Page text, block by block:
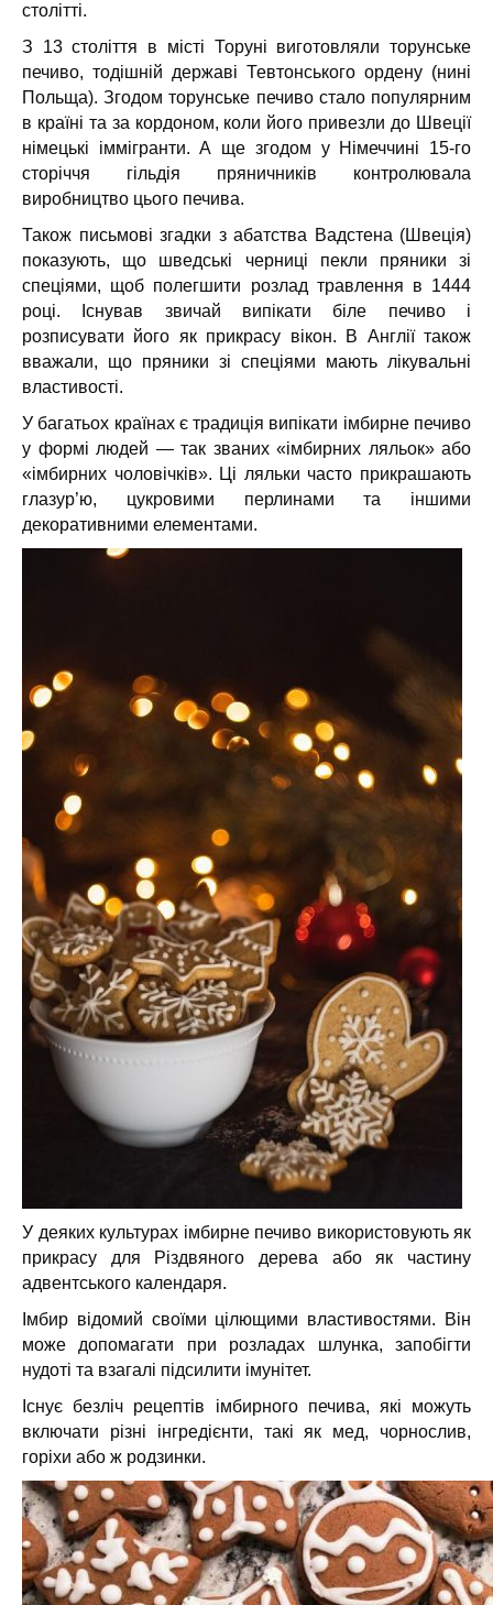
столітті.
З 13 століття в місті Торуні виготовляли торунське
печиво, тодішній державі Тевтонського ордену (нині
Польща). Згодом торунське печиво стало популярним
в країні та за кордоном, коли його привезли до Швеції
німецькі іммігранти. А ще згодом у Німеччині 15-го
сторіччя гільдія пряничників контролювала
виробництво цього печива.
Також письмові згадки з абатства Вадстена (Швеція)
показують, що шведські черниці пекли пряники зі
спеціями, щоб полегшити розлад травлення в 1444
році. Існував звичай випікати біле печиво і
розписувати його як прикрасу вікон. В Англії також
вважали, що пряники зі спеціями мають лікувальні
властивості.
У багатьох країнах є традиція випікати імбирне печиво
у формі людей — так званих «імбирних ляльок» або
«імбирних чоловічків». Ці ляльки часто прикрашають
глазур’ю, цукровими перлинами та іншими
декоративними елементами.
У деяких культурах імбирне печиво використовують як
прикрасу для Різдвяного дерева або як частину
адвентського календаря.
Імбир відомий своїми цілющими властивостями. Він
може допомагати при розладах шлунка, запобігти
нудоті та взагалі підсилити імунітет.
Існує безліч рецептів імбирного печива, які можуть
включати різні інгредієнти, такі як мед, чорнослив,
горіхи або ж родзинки.